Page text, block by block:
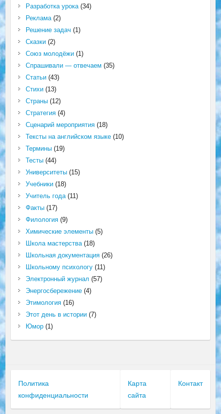
Разработка урока(34)
Реклама(2)
Решение задач (1)
Сказки(2)
Союз молодёжи(1)
Спрашивали — отвечаем (35)
Статьи(43)
Стихи(13)
Страны(12)
Стратегия(4)
Сценарий мероприятия(18)
Тексты на английском языке(10)
Термины(19)
Тесты(44)
Университеты(15)
Учебники(18)
Учитель года(11)
Факты(17)
Филология(9)
Химические элементы(5)
Школа мастерства(18)
Школьная документация(26)
Школьному психологу(11)
Электронный журнал (57)
Энергосбережение(4)
Этимология(16)
Этот день в истории(7)
Юмор(1)
Политика
конфиденциальности
Карта
сайта
Контакт